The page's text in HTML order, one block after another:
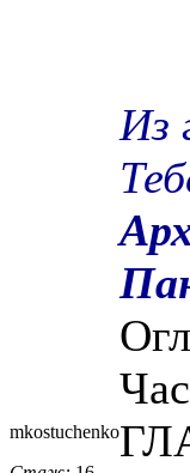
mkostuchenko
Из